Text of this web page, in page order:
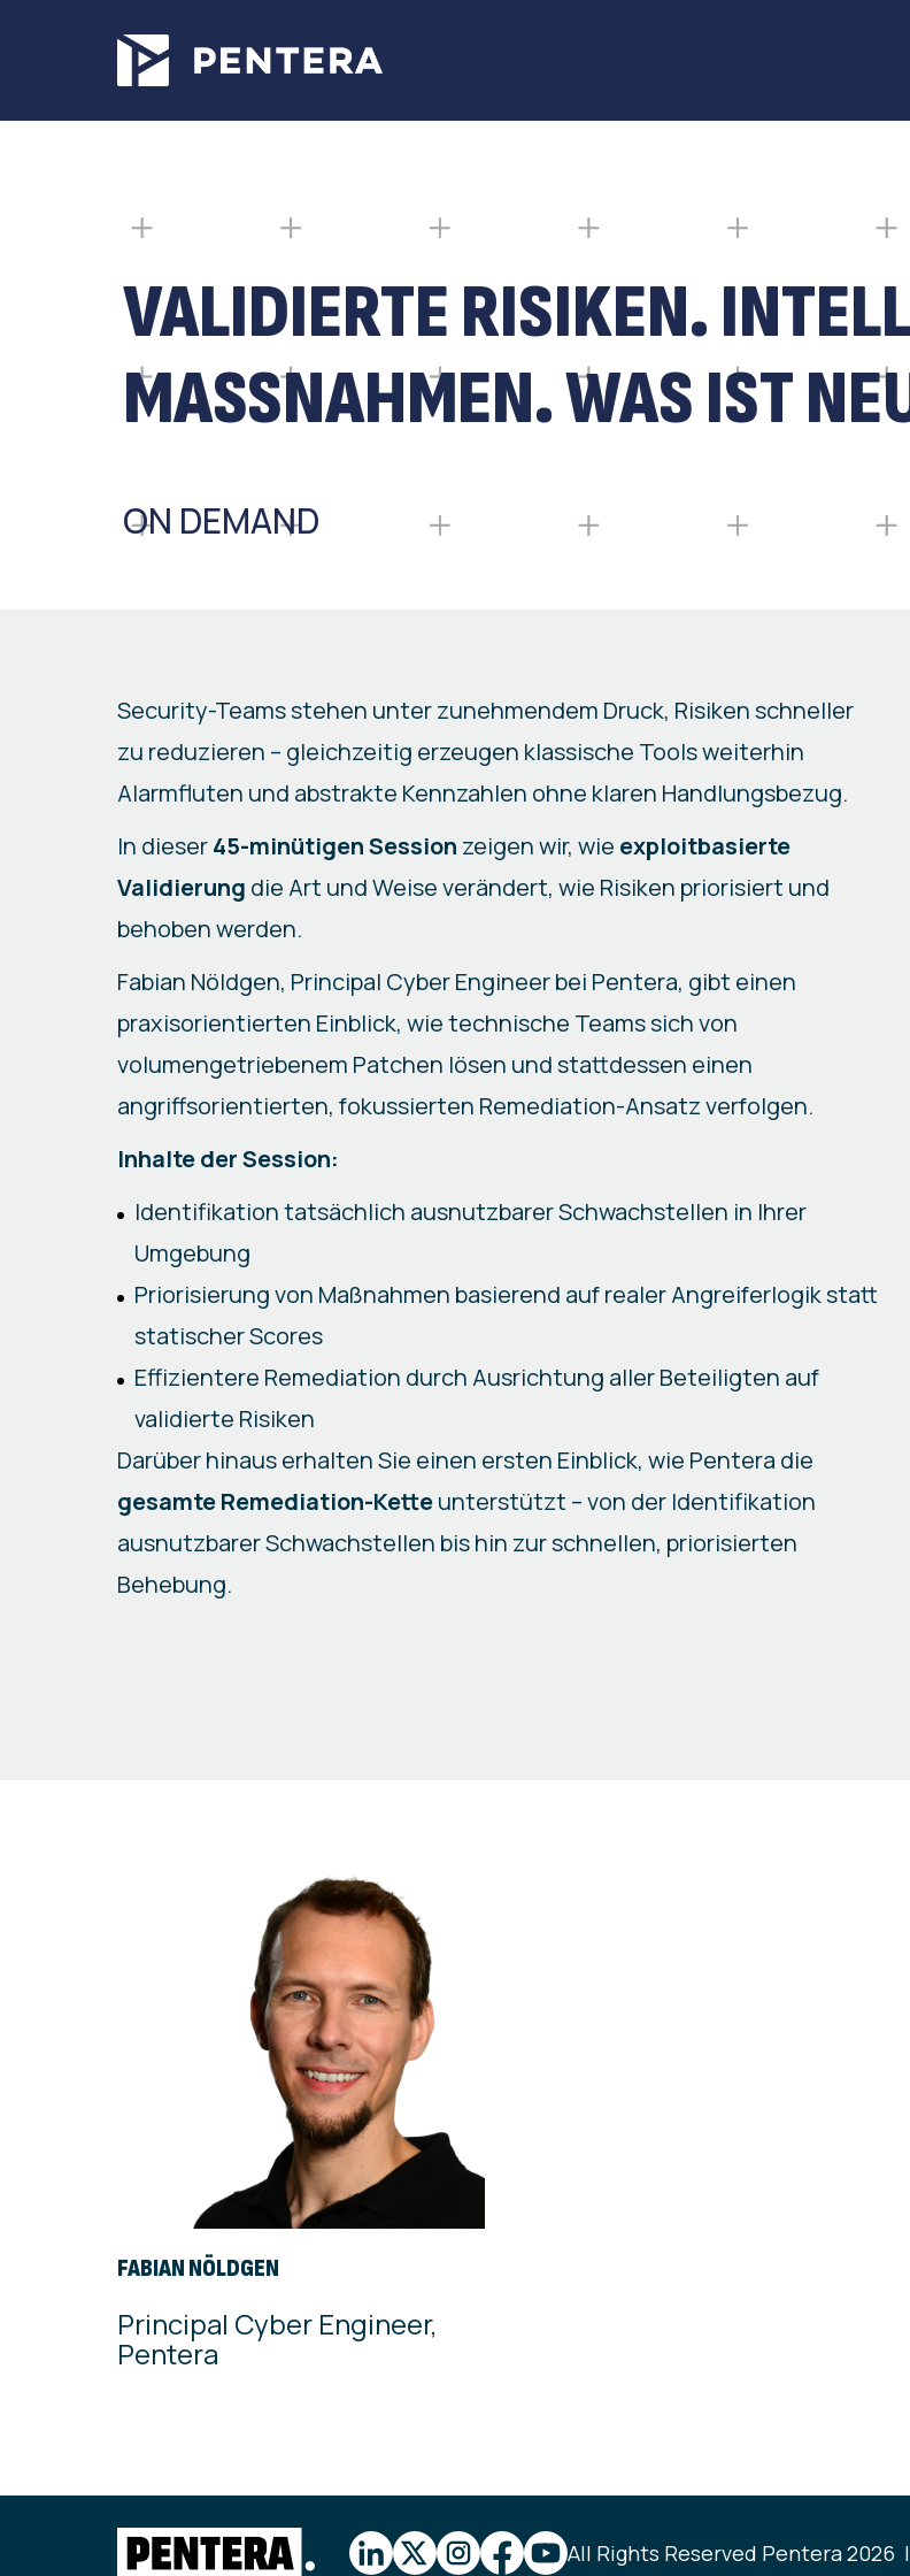
VALIDIERTE RISIKEN.
MASSNAHMEN. WAS IST
ON DEMAND
Security-Teams stehen unter zunehmendem Druck, Risiken schneller
zu reduzieren – gleichzeitig erzeugen klassische Tools weiterhin
Alarmfluten und abstrakte Kennzahlen ohne klaren Handlungsbezug.
In dieser45-minütigen Session zeigen wir, wie exploitbasierte
Validierung die Art und Weise verändert, wie Risiken priorisiert und
behoben werden.
Fabian Nöldgen, Principal Cyber Engineer bei Pentera, gibt einen
praxisorientierten Einblick, wie technische Teams sich von
volumengetriebenem Patchen lösen und stattdessen einen
angriffsorientierten, fokussierten Remediation-Ansatz verfolgen.
Inhalte der Session:
Identifikation tatsächlich ausnutzbarer Schwachstellen in Ihrer
Umgebung
Priorisierung von Maßnahmen basierend auf realer Angreiferlogik statt
statischer Scores
Effizientere Remediation durch Ausrichtung aller Beteiligten auf
validierte Risiken
Darüber hinaus erhalten Sie einen ersten Einblick, wie Pentera die
gesamte Remediation-Ketteunterstützt – von der Identifikation
ausnutzbarer Schwachstellen bis hin zur schnellen, priorisierten
Behebung.
FABIAN NÖLDGEN
Principal Cyber Engineer,
Pentera
All Rights Reserved Pentera 2026 |